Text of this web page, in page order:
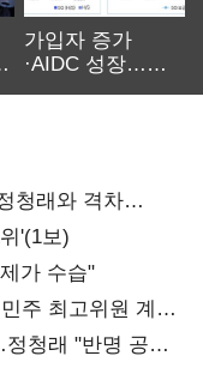
가입자 증가
·AIDC 성장…
청래와 격차
'(1보)
가 수습"
주 최고위원 계파
청래 "반명 공세